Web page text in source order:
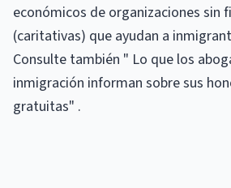
económicos de organizaciones sin
(caritativas) que ayudan a
Consulte también " Lo que los
inmigración informan sobre sus
gratuitas" .